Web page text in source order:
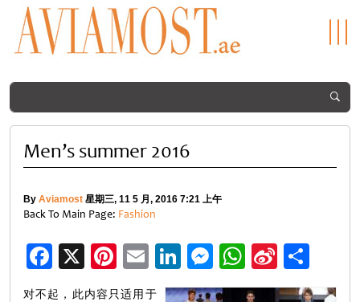
Men’s summer 2016
By Aviamost 星期三, 11 5 月, 2016 7:21 上午
Back To Main Page: Fashion
Facebook
X Pinterest
EmailLinkedIn
Messenger
WhatsApp
Sina
Weibo
享
对不起，此内容只适用于